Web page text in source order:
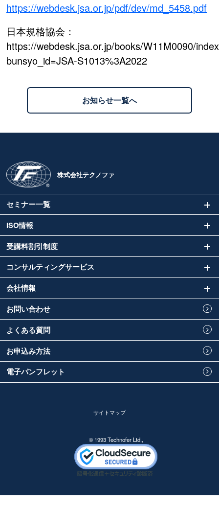
https://webdesk.jsa.or.jp/pdf/dev/md_5458.pdf
日本規格協会：
https://webdesk.jsa.or.jp/books/W11M0090/
bunsyo_id=JSA-S1013%3A2022
お知らせ一覧へ
株式会社テクノファ
セミナー一覧
ISO情報
受講料割引制度
コンサルティングサービス
会社情報
お問い合わせ
よくある質問
お申込み方法
電子パンフレット
サイトマップ
© 1993 Technofer Ltd.,